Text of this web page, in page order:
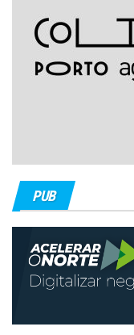
PUB